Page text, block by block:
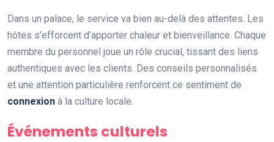
Dans un palace, le service va bien au-delà des attentes. Les
hôtes s’efforcent d’apporter chaleur et bienveillance. Chaque
membre du personnel joue un rôle crucial, tissant des liens
authentiques avec les clients. Des conseils personnalisés
et une attention particulière renforcent ce sentiment de
connexion à la culture locale.
Événements culturels